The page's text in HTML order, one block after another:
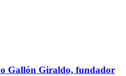
Gallón Giraldo, fundador